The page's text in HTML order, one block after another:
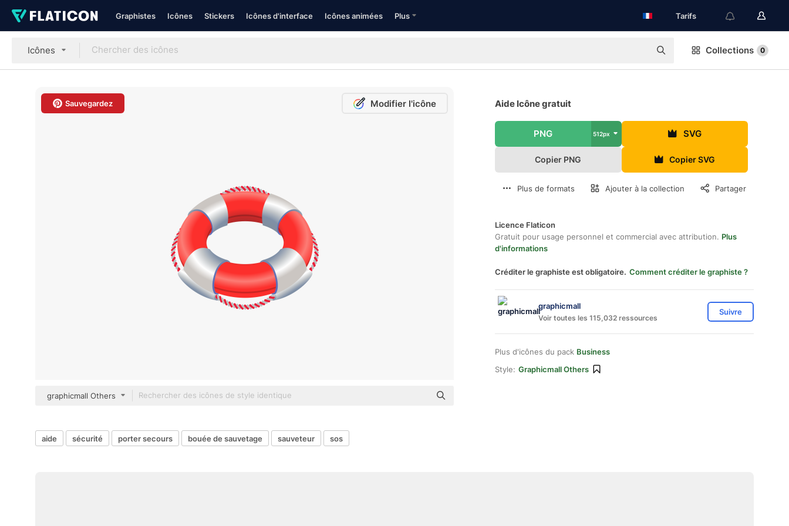
Graphistes Icônes Stickers Icônes d'interface Icônes animées Plus Tarifs
Icônes Collections 0
Sauvegardez Modifier l'icône
graphicmall Others
Aide Icône gratuit
PNG 512px SVG
Copier PNG Copier SVG
Plus de formats Ajouter à la collection Partager
Licence Flaticon
Gratuit pour usage personnel et commercial avec attribution. Plus
d'informations
Créditer le graphiste est obligatoire. Comment créditer le graphiste ?
graphicmall
Voir toutes les 115,032 ressources
Suivre
Plus d'icônes du pack Business
Style: Graphicmall Others
aide sécurité porter secours bouée de sauvetage sauveteur sos